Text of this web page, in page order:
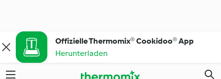
Offizielle Thermomix® Cookidoo® App
Herunterladen